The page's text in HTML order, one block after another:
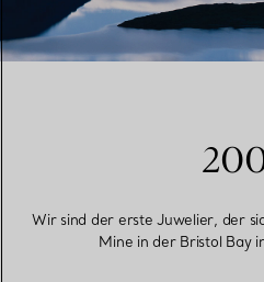
Wir sind der erste Juwelier, der
Mine in der Bristol Bay